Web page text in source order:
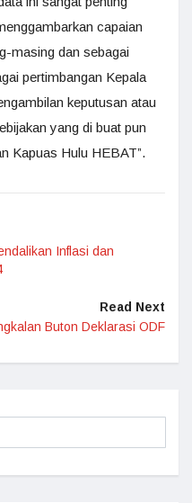
capaian
masing dan sebagai
pertimbangan Kepala
keputusan atau
yang di buat pun
Kapuas Hulu HEBAT”.
Inflasi dan
Read Next
Buton Deklarasi ODF